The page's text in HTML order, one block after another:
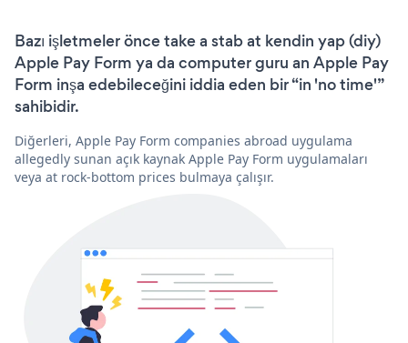
Bazı işletmeler önce take a stab at kendin yap (diy)
Apple Pay Form ya da computer guru an Apple Pay
Form inşa edebileceğini iddia eden bir “in 'no time'”
sahibidir.
Diğerleri, Apple Pay Form companies abroad uygulama
allegedly sunan açık kaynak Apple Pay Form uygulamaları
veya at rock-bottom prices bulmaya çalışır.